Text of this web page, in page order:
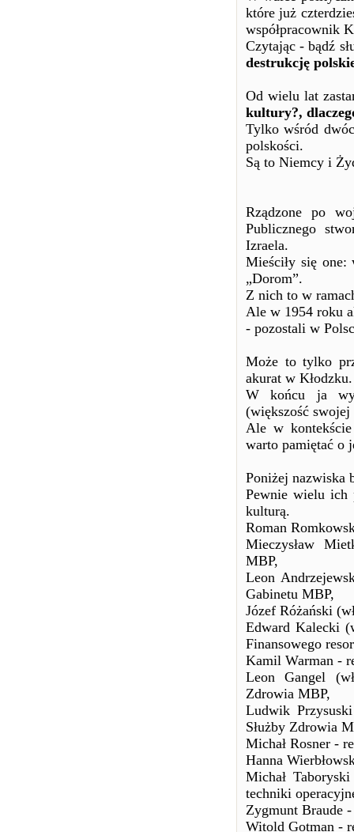
które już
współpracownik
Czytając - bądź
destrukcję
Od wielu lat
kultury?,
Tylko wśród
polskości.
Są to Niemcy i
Rządzone po
Publicznego
Izraela.
Mieściły się
„Dorom”.
Z nich to w
Ale w 1954 roku
- pozostali w
Może to tylko
akurat w Kłodzku.
W końcu ja
(większość swojej
Ale w
warto pamiętać o
Poniżej nazwiska
Pewnie wielu ich
kulturą.
Roman
Mieczysław
MBP,
Leon
Gabinetu MBP,
Józef Różański
Edward Kalecki
Finansowego
Kamil Warman -
Leon Gangel
Zdrowia MBP,
Ludwik
Służby Zdrowia
Michał Rosner -
Hanna
Michał
techniki
Zygmunt Braude
Witold Gotman -